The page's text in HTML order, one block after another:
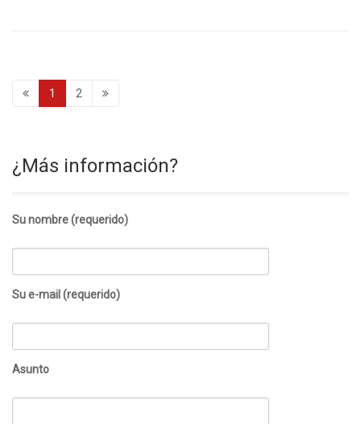
1 2
¿Más información?
Su nombre (requerido)
Su e-mail (requerido)
Asunto